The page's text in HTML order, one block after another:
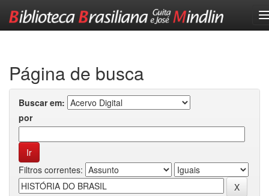
Página de busca
Buscar em:
por
Filtros correntes: